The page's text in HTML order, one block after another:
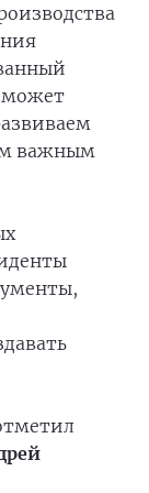
важным